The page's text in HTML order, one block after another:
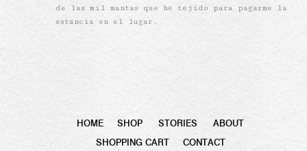
de las mil mantas que he tejido para pagarme la
estancia en el lugar.
HOME SHOP STORIES
ABOUT
SHOPPING CART
CONTACT